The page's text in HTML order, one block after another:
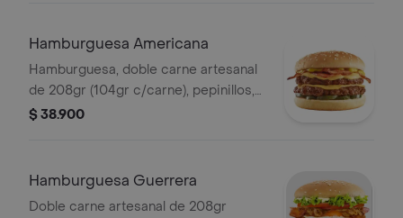
Hamburguesa Americana
Hamburguesa, doble carne artesanal
de 208gr (104gr c/carne), pepinillos,
tajada cheddar y aderezo cheddar,
$ 38.900
Hamburguesa Guerrera
Doble carne artesanal de 208gr